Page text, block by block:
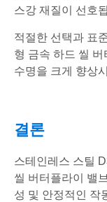
스강 재질이 선호
적절한 선택과 표
형 금속 하드 씰
수명을 크게 향상
결론
스테인레스 스틸
씰 버터플라이 밸
성 및 안정적인 작